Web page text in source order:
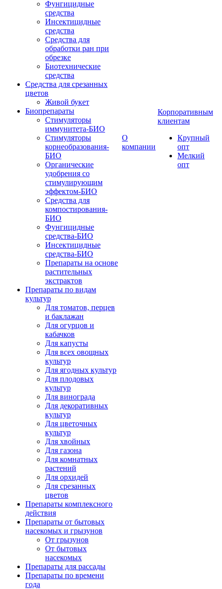
Фунгицидные
средства
Инсектицидные
средства
Средства для
обработки ран при
обрезке
Биотехнические
средства
Средства для срезанных
цветов
Живой букет
Биопрепараты
Стимуляторы
иммунитета-БИО
Стимуляторы
корнеобразования-
БИО
Органические
удобрения со
стимулирующим
эффектом-БИО
Средства для
компостирования-
БИО
Фунгицидные
средства-БИО
Инсектицидные
средства-БИО
Препараты на основе
растительных
экстрактов
Препараты по видам
культур
Для томатов, перцев
и баклажан
Для огурцов и
кабачков
Для капусты
Для всех овощных
культур
Для ягодных культур
Для плодовых
культур
Для винограда
Для декоративных
культур
Для цветочных
культур
Для хвойных
Для газона
Для комнатных
растений
Для орхидей
Для срезанных
цветов
Препараты комплексного
действия
Препараты от бытовых
насекомых и грызунов
От грызунов
От бытовых
насекомых
Препараты для рассады
Препараты по времени
года
О
компании
Корпоративным
клиентам
Крупный
опт
Мелкий
опт